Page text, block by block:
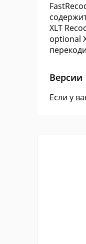
XLT
optional
Версии
Если у